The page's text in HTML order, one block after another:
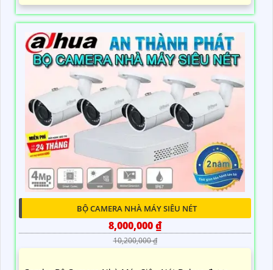
BỘ CAMERA NHÀ MÁY SIÊU NÉT
8,000,000 ₫
10,200,000 ₫